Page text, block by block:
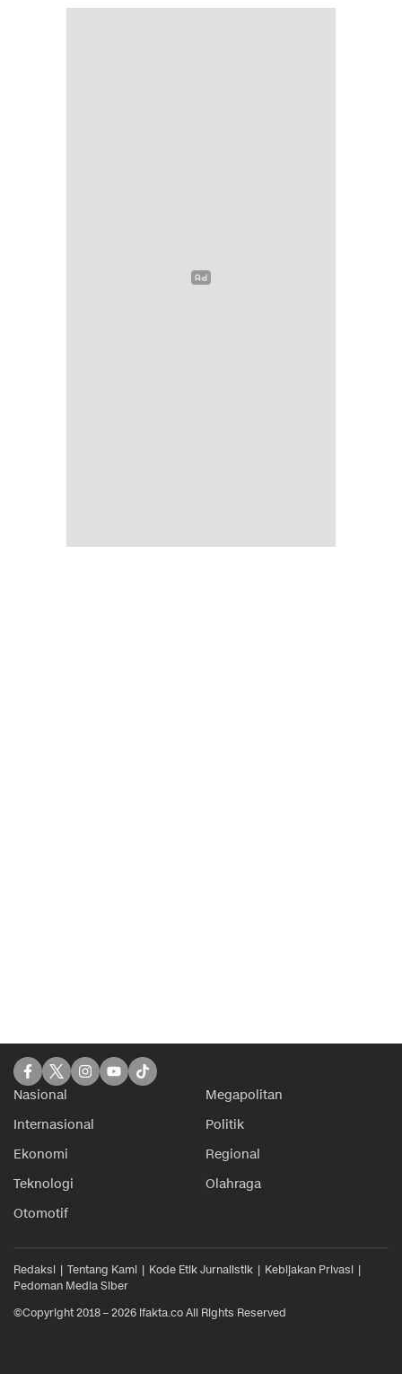
Nasional
Megapolitan
Internasional
Politik
Ekonomi
Regional
Teknologi
Olahraga
Otomotif
Redaksi Tentang Kami Kode Etik Jurnalistik
Kebijakan Privasi
Pedoman Media Siber
©Copyright 2018 – 2026 ifakta.co All Rights Reserved